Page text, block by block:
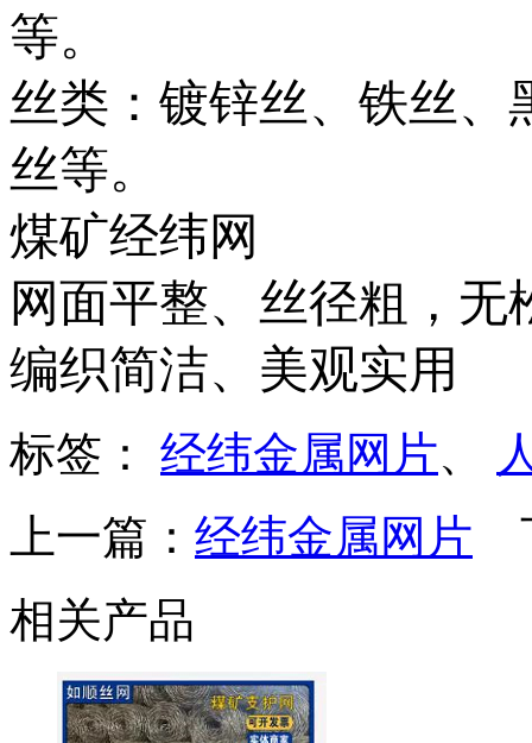
等。
丝类：镀锌丝、铁丝、
丝等。
煤矿经纬网
网面平整、丝径粗，
编织简洁、美观实用
标签： 经纬金属网片、
上一篇： 经纬金属网片
相关产品